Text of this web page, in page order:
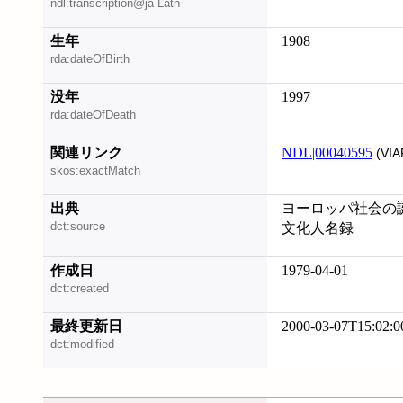
ndl:transcription@ja-Latn
生年
rda:dateOfBirth
1908
没年
rda:dateOfDeath
1997
関連リンク
skos:exactMatch
NDL|00040595
出典
dct:source
ヨーロッパ社会の
文化人名録
作成日
dct:created
1979-04-01
最終更新日
dct:modified
2000-03-